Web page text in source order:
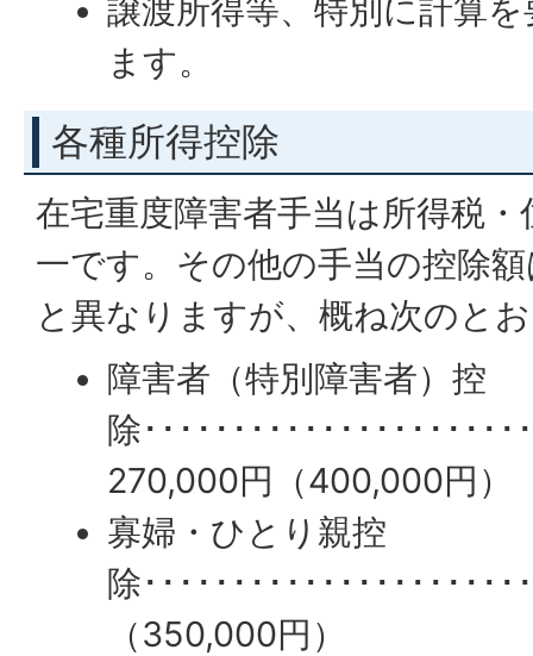
譲渡所得等、特別に計算
ます。
各種所得控除
在宅重度障害者手当は所得税
一です。その他の手当の控除
と異なりますが、概ね次のと
障害者（特別障害者）控
除････････････････････
270,000円（400,000円）
寡婦・ひとり親控
除････････････････････
（350,000円）